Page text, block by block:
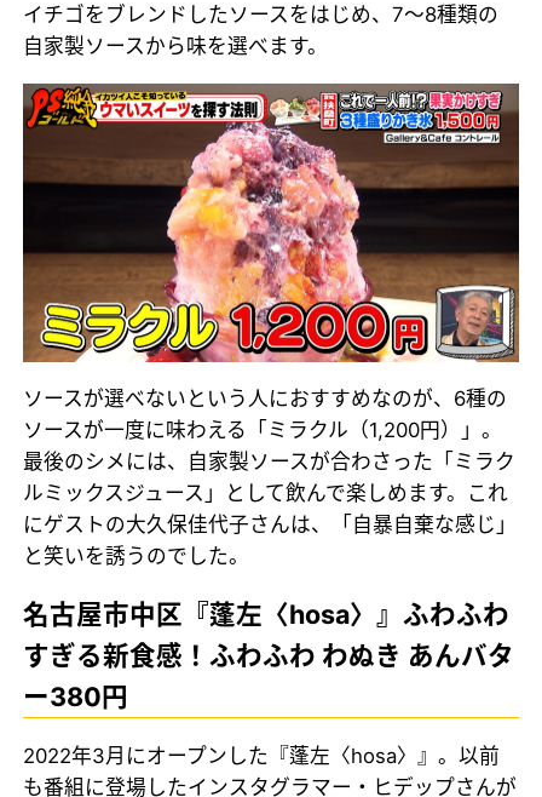
イチゴをブレンドしたソースをはじめ、7～8種類の
自家製ソースから味を選べます。
ソースが選べないという人におすすめなのが、6種の
ソースが一度に味わえる「ミラクル（1,200円）」。
最後のシメには、自家製ソースが合わさった「ミラク
ルミックスジュース」として飲んで楽しめます。これ
にゲストの大久保佳代子さんは、「自暴自棄な感じ」
と笑いを誘うのでした。
名古屋市中区『蓬左〈hosa〉』ふわふわ
すぎる新食感！ふわふわ わぬき あんバタ
ー380円
2022年3月にオープンした『蓬左〈hosa〉』。以前
も番組に登場したインスタグラマー・ヒデップさんが